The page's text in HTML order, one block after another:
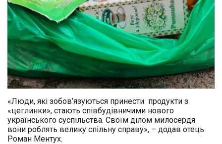
«Люди, які зобов’язуються принести продукти з
«цеглинки», стають співбудівничими нового
українського суспільства. Своїм ділом милосердя
вони роблять велику спільну справу», – додав отець
Роман Ментух.